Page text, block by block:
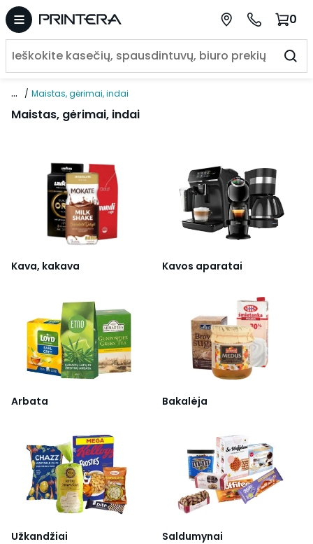
0
... Maistas, gėrimai, indai
Maistas, gėrimai, indai
Kava, kakava Kavos aparatai
Arbata Bakalėja
Užkandžiai Saldumynai